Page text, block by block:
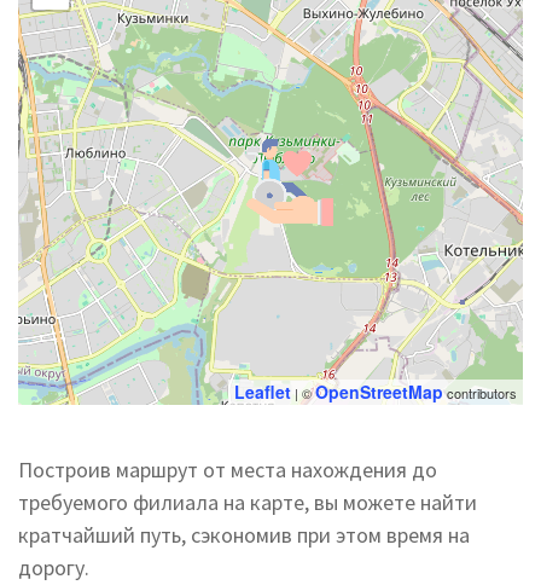
Leaflet | ©OpenStreetMapcontributors
Построив маршрут от места нахождения до
требуемого филиала на карте, вы можете найти
кратчайший путь, сэкономив при этом время на
дорогу.